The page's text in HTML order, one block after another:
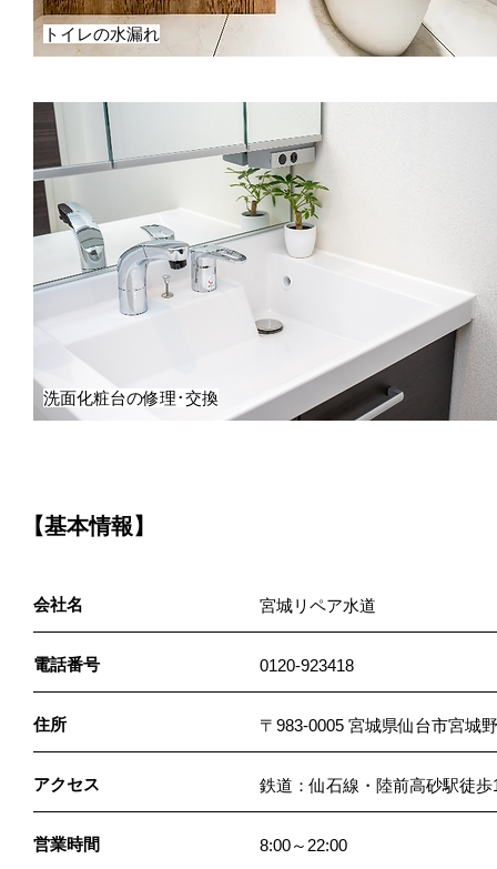
トイレの水漏れ
洗面化粧台の修理･交換
【基本情報】
会社名 宮城リペア水道
電話番号 0120-923418
住所 〒983-0005 宮城県仙台市宮城
アクセス 鉄道：仙石線・陸前高砂駅徒歩
営業時間 8:00～22:00